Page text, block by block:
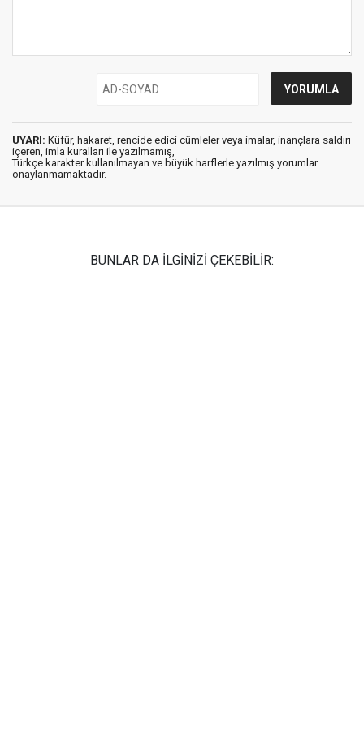
UYARI: Küfür, hakaret, rencide edici cümleler veya imalar, inançlara saldırı
içeren, imla kuralları ile yazılmamış,
Türkçe karakter kullanılmayan ve büyük harflerle yazılmış yorumlar
onaylanmamaktadır.
BUNLAR DA İLGİNİZİ ÇEKEBİLİR: